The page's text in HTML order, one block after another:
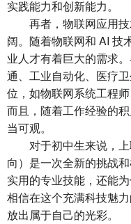
实践能力和创新能力。
再者，物联网应用技
阔。随着物联网和 AI 技
业人才有着巨大的需求
通、工业自动化、医疗
位，如物联网系统工程
而且，随着工作经验的
当可观。
对于初中生来说，上
向）是一次全新的挑战
实用的专业技能，还能
相信在这个充满科技魅
放出属于自己的光彩。